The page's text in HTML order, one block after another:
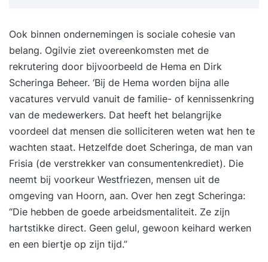
standaard afgesloten met een BLOM-
veiligheidsexamen. Alle reachtruckcertificaten
hebben een geldigheidsduur van 5 jaar. Met een 1
daagse heftruckopleiding kunt u ook het
heftruckcertificaat behalen.
Ook binnen ondernemingen is sociale cohesie van
belang. Ogilvie ziet overeenkomsten met de
rekrutering door bijvoorbeeld de Hema en Dirk
Scheringa Beheer. ‘Bij de Hema worden bijna alle
vacatures vervuld vanuit de familie- of kennissenkring
van de medewerkers. Dat heeft het belangrijke
voordeel dat mensen die solliciteren weten wat hen te
wachten staat. Hetzelfde doet Scheringa, de man van
Frisia (de verstrekker van consumentenkrediet). Die
neemt bij voorkeur Westfriezen, mensen uit de
omgeving van Hoorn, aan. Over hen zegt Scheringa:
“Die hebben de goede arbeidsmentaliteit. Ze zijn
hartstikke direct. Geen gelul, gewoon keihard werken
en een biertje op zijn tijd.”